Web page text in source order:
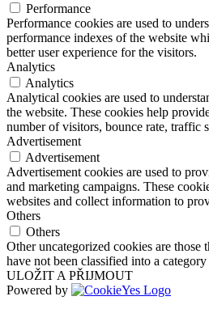
Performance
Performance cookies are used to
performance indexes of the website
better user experience for the visitors.
Analytics
Analytics
Analytical cookies are used to
the website. These cookies help
number of visitors, bounce rate, traffic
Advertisement
Advertisement
Advertisement cookies are used to
and marketing campaigns. These
websites and collect information to
Others
Others
Other uncategorized cookies are those
have not been classified into a category
ULOŽIT A PŘIJMOUT
Powered by